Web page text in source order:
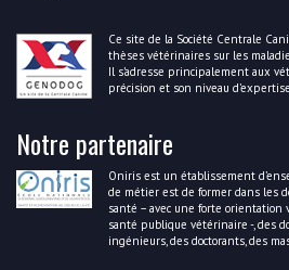
Ce site de la Société Centrale
thèses vétérinaires sur les
Il s’adresse principalement aux
précision et son niveau d’expertise.
Notre partenaire
Oniris est un établissement
de métier est de former dans les
santé – avec une forte orientation
santé publique vétérinaire -, des
ingénieurs, des doctorants, des